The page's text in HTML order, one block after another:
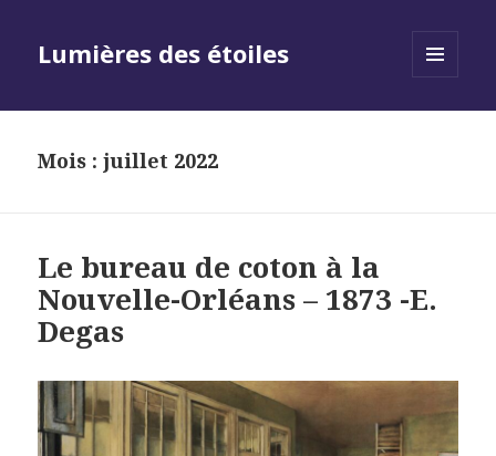
Lumières des étoiles
Mois :juillet 2022
Le bureau de coton à la
Nouvelle-Orléans – 1873 -E.
Degas